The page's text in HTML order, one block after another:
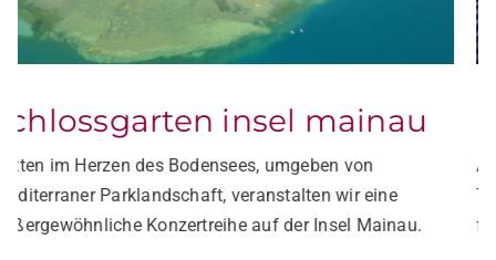
neues schloss tettnang
Am Bodensee erhebt sich majestätisch das Schloss
Tettnang. Die einzigartige Kulisse bietet ein wahrhaft
fürstliches Open Air Ambiente!